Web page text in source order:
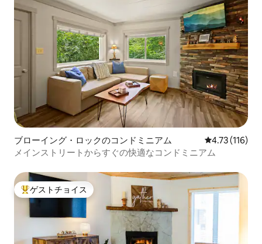
ブローイング・ロックのコンドミニアム レビュー116
4.73 (116)
メインストリートからすぐの快適なコンドミニアム
大好評のゲストチョイスです。
ゲストチョイス